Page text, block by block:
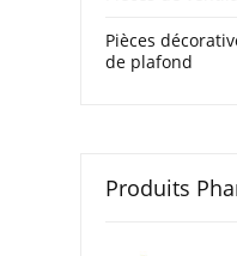
Pièces
de plafond
Produits